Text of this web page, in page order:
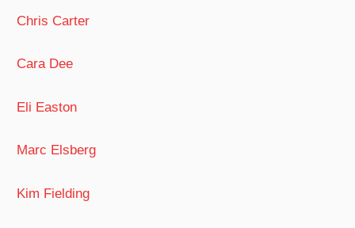
Chris Carter
Cara Dee
Eli Easton
Marc Elsberg
Kim Fielding